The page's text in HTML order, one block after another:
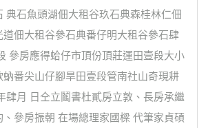
典石魚頭湖佃大租谷玖石典森桂林仁佃
道佃大租谷參石典番仔明大租谷參石肆
參房應得蛤仔市頂份頂莊運田壹段大小
番尖山仔腳旱田壹段管南社山奇現耕
肆月 日仝立鬮書杜貳房立敦、長房承繼
參房振朝 在場總理家國樑 代筆家貞碩